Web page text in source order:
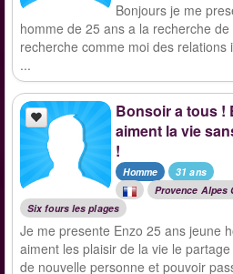
Bonjours je me
homme de 25 ans a la recherche
recherche comme moi des relations
...
Bonsoir a tous !
aiment la vie
!
Homme
31 ans
Provence Alpes
Six fours les plages
Je me presente Enzo 25 ans jeune
aiment les plaisir de la vie le
de nouvelle personne et pouvoir